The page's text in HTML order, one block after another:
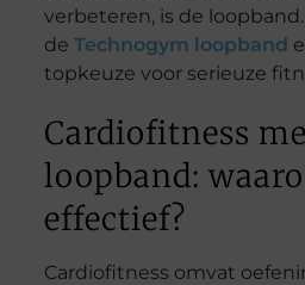
verbeteren, is de
de Technogym loopband
topkeuze voor serieuze
Cardiofitness
loopband:
effectief?
Cardiofitness omvat